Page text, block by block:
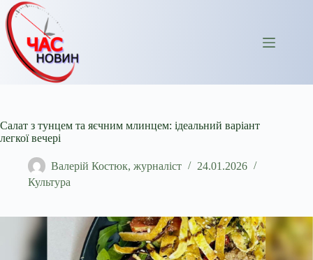
Перейти
до
вмісту
Салат з тунцем та яєчним млинцем: ідеальний варіант
легкої вечері
Валерій Костюк, журналіст
24.01.2026
Культура